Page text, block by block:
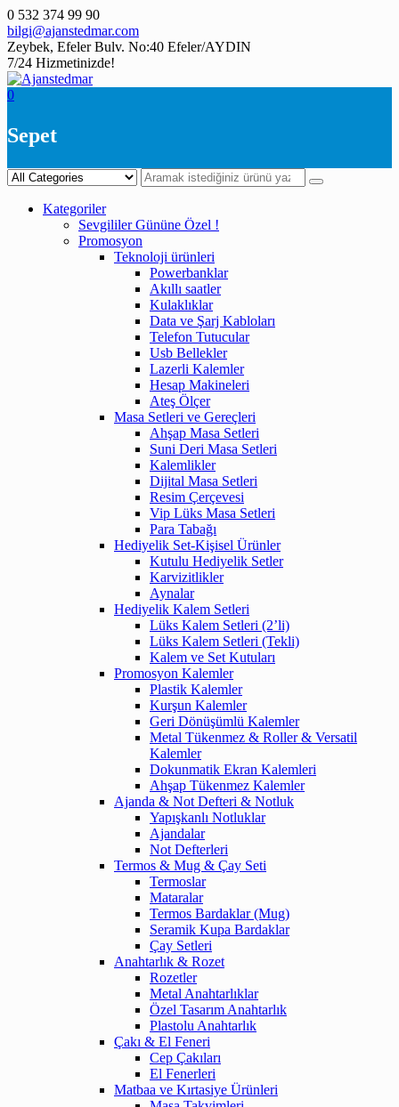
Skip
to
content
0 532 374 99 90
bilgi@ajanstedmar.com
Zeybek, Efeler Bulv. No:40 Efeler/AYDIN
7/24 Hizmetinizde!
0
Sepet
Kategoriler
Sevgililer Gününe Özel !
Promosyon
Teknoloji ürünleri
Powerbanklar
Akıllı saatler
Kulaklıklar
Data ve Şarj Kabloları
Telefon Tutucular
Usb Bellekler
Lazerli Kalemler
Hesap Makineleri
Ateş Ölçer
Masa Setleri ve Gereçleri
Ahşap Masa Setleri
Suni Deri Masa Setleri
Kalemlikler
Dijital Masa Setleri
Resim Çerçevesi
Vip Lüks Masa Setleri
Para Tabağı
Hediyelik Set-Kişisel Ürünler
Kutulu Hediyelik Setler
Karvizitlikler
Aynalar
Hediyelik Kalem Setleri
Lüks Kalem Setleri (2’li)
Lüks Kalem Setleri (Tekli)
Kalem ve Set Kutuları
Promosyon Kalemler
Plastik Kalemler
Kurşun Kalemler
Geri Dönüşümlü Kalemler
Metal Tükenmez & Roller & Versatil
Kalemler
Dokunmatik Ekran Kalemleri
Ahşap Tükenmez Kalemler
Ajanda & Not Defteri & Notluk
Yapışkanlı Notluklar
Ajandalar
Not Defterleri
Termos & Mug & Çay Seti
Termoslar
Mataralar
Termos Bardaklar (Mug)
Seramik Kupa Bardaklar
Çay Setleri
Anahtarlık & Rozet
Rozetler
Metal Anahtarlıklar
Özel Tasarım Anahtarlık
Plastolu Anahtarlık
Çakı & El Feneri
Cep Çakıları
El Fenerleri
Matbaa ve Kırtasiye Ürünleri